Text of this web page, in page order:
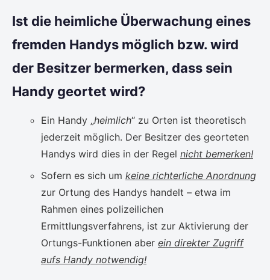
Ist die heimliche Überwachung eines
fremden Handys möglich bzw. wird
der Besitzer bermerken, dass sein
Handy geortet wird?
Ein Handy „heimlich“ zu Orten ist theoretisch
jederzeit möglich. Der Besitzer des georteten
Handys wird dies in der Regel nicht bemerken!
Sofern es sich um keine richterliche Anordnung
zur Ortung des Handys handelt – etwa im
Rahmen eines polizeilichen
Ermittlungsverfahrens, ist zur Aktivierung der
Ortungs-Funktionen aber ein direkter Zugriff
aufs Handy notwendig!